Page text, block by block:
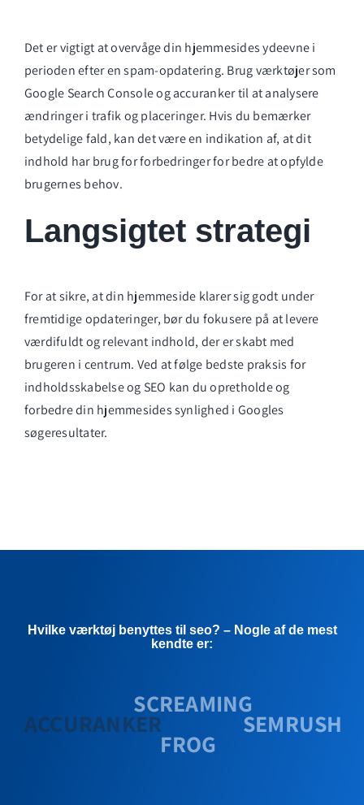
Det er vigtigt at overvåge din hjemmesides ydeevne i
perioden efter en spam-opdatering. Brug værktøjer som
Google Search Console ogaccurankertil at analysere
ændringer i trafik og placeringer. Hvis du bemærker
betydelige fald, kan det være en indikation af, at dit
indhold har brug for forbedringer for bedre at opfylde
brugernes behov.
Langsigtet strategi
For at sikre, at din hjemmeside klarer sig godt under
fremtidige opdateringer, bør du fokusere på at levere
værdifuldt og relevant indhold, der er skabt med
brugeren i centrum. Ved at følge bedste praksis for
indholdsskabelse og SEO kan du opretholde og
forbedre din hjemmesides synlighed i Googles
søgeresultater.
Hvilke værktøj benyttes til seo? – Nogle af de mest
kendte er:
ACCURANKER
SCREAMING
FROG
SEMRUSH